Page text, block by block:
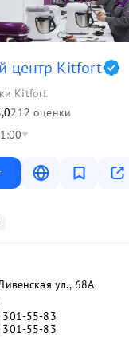
центр Kitfort
Kitfort
212 оценки
ул., 68А
301-55-83
301-55-83